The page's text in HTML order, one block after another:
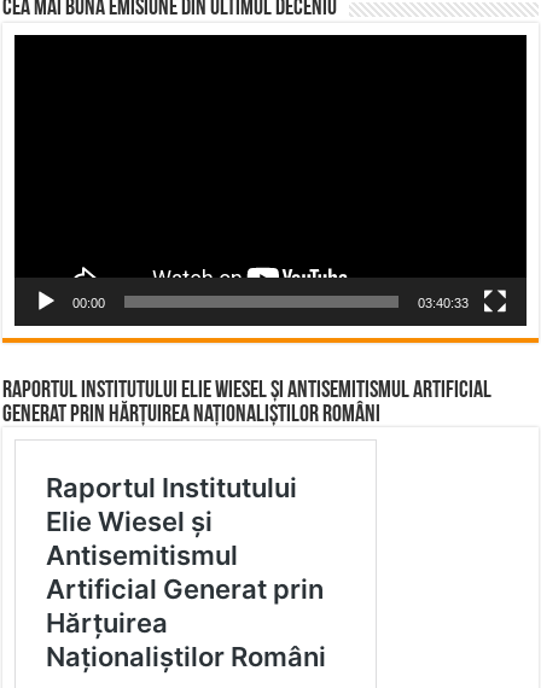
CEA MAI BUNĂ EMISIUNE DIN ULTIMUL DECENIU
00:00 03:40:33
Raportul Institutului Elie Wiesel și Antisemitismul Artificial
Generat prin Hărțuirea Naționaliștilor Români